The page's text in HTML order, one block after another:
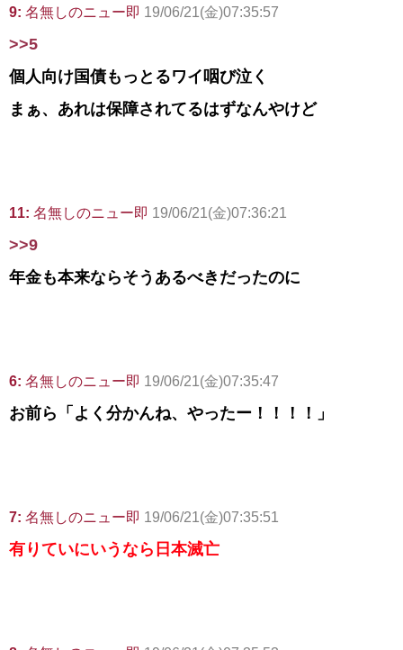
9: 名無しのニュー即 19/06/21(金)07:35:57
>>5
個人向け国債もっとるワイ咽び泣く
まぁ、あれは保障されてるはずなんやけど
11: 名無しのニュー即 19/06/21(金)07:36:21
>>9
年金も本来ならそうあるべきだったのに
6: 名無しのニュー即 19/06/21(金)07:35:47
お前ら「よく分かんね、やったー！！！！」
7: 名無しのニュー即 19/06/21(金)07:35:51
有りていにいうなら日本滅亡